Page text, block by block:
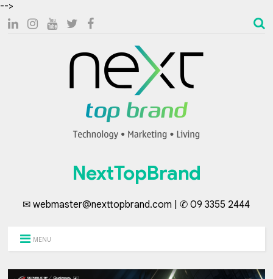
-->
NextTopBrand
✉ webmaster@nexttopbrand.com | ✆ 09 3355 2444
MENU